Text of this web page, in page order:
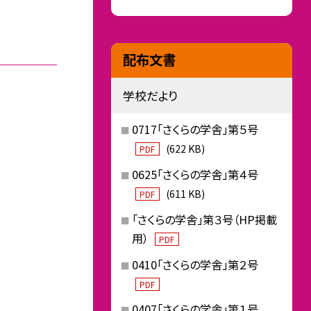
配布文書
学校だより
0717「さくらの学舎」第５号
PDF (622 KB)
0625「さくらの学舎」第４号
PDF (611 KB)
「さくらの学舎」第３号（HP掲載
用）
PDF
0410「さくらの学舎」第２号
PDF